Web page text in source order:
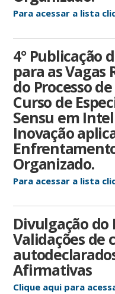
Para acessar a lista
4° Publicação
para as Vagas
do Processo
Curso de
Sensu em
Inovação
Organizado.
Para acessar a lista
Divulgação do
Validações de
Afirmativas
Clique aqui para